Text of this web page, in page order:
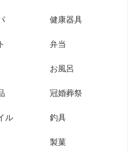
健康器具
弁当
お風呂
冠婚葬祭
ル 釣具
製菓